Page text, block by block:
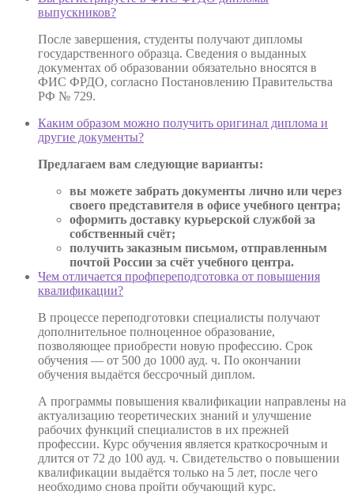
выпускников?
После завершения, студенты получают дипломы
государственного образца. Сведения о выданных
документах об образовании обязательно вносятся в
ФИС ФРДО, согласно Постановлению Правительства
РФ № 729.
Каким образом можно получить оригинал диплома и
другие документы?
Предлагаем вам следующие варианты:
вы можете забрать документы лично или через
своего представителя в офисе учебного центра;
оформить доставку курьерской службой за
собственный счёт;
получить заказным письмом, отправленным
почтой России за счёт учебного центра.
Чем отличается профпереподготовка от повышения
квалификации?
В процессе переподготовки специалисты получают
дополнительное полноценное образование,
позволяющее приобрести новую профессию. Срок
обучения — от 500 до 1000 ауд. ч. По окончании
обучения выдаётся бессрочный диплом.
А программы повышения квалификации направлены на
актуализацию теоретических знаний и улучшение
рабочих функций специалистов в их прежней
профессии. Курс обучения является краткосрочным и
длится от 72 до 100 ауд. ч. Свидетельство о повышении
квалификации выдаётся только на 5 лет, после чего
необходимо снова пройти обучающий курс.